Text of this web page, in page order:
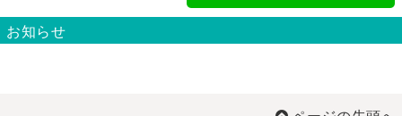
お知らせ